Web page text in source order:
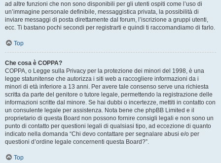
ad altre funzioni che non sono disponibili per gli utenti ospiti come l’uso di
un’immagine personale definibile, messaggistica privata, la possibilità di
inviare messaggi di posta direttamente dal forum, l’iscrizione a gruppi utenti,
ecc. Ti bastano pochi secondi per registrarti e quindi ti raccomandiamo di farlo.
Top
Che cosa è COPPA?
COPPA, o Legge sulla Privacy per la protezione dei minori del 1998, è una
legge statunitense che autorizza i siti web a raccogliere informazioni da i
minori di età inferiore a 13 anni. Per avere tale consenso serve una richiesta
scritta da parte del genitore o tutore legale, permettendo la registrazione delle
informazioni scritte dal minore. Se hai dubbi o incertezze, mettiti in contatto con
un consulente legale per assistenza. Nota bene che phpBB Limited e il
proprietario di questa Board non possono fornire consigli legali e non sono un
punto di contatto per questioni legali di qualsiasi tipo, ad eccezione di quanto
indicato nella domanda “Chi devo contattare per segnalare abusi e/o per
questioni d’ordine legale concernenti questa Board?”.
Top